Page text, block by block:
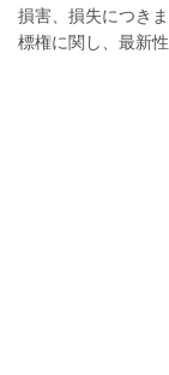
損害、損失につき
標権に関し、最新